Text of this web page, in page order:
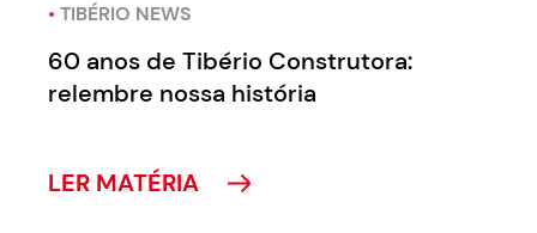
• TIBÉRIO NEWS
60 anos de Tibério Construtora:
relembre nossa história
LER MATÉRIA